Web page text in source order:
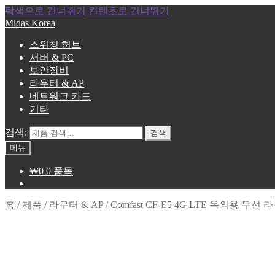
탐색으로 건너뛰기
컨텐츠로 건너뛰기
Midas Korea
스위칭 허브
서버 & PC
보안장비
라우터 & AP
네트워크 카드
기타
검색:
검색
메뉴
₩0 0 품목
홈 /제품 / 라우터 & AP/Comfast CF-E5 4G LTE 옥외용 무선